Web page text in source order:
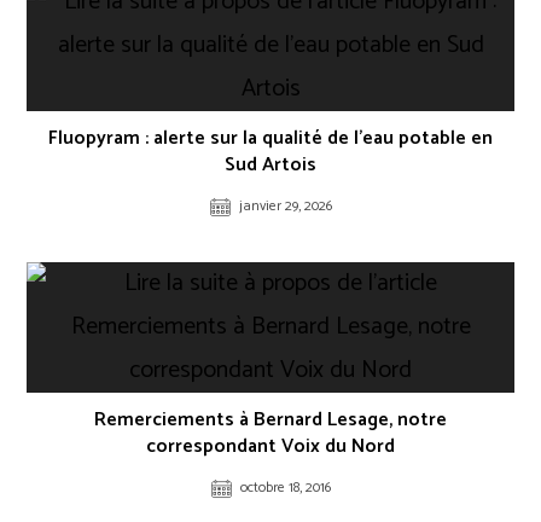
Fluopyram : alerte sur la qualité de l’eau potable en
Sud Artois
janvier 29, 2026
Remerciements à Bernard Lesage, notre
correspondant Voix du Nord
octobre 18, 2016